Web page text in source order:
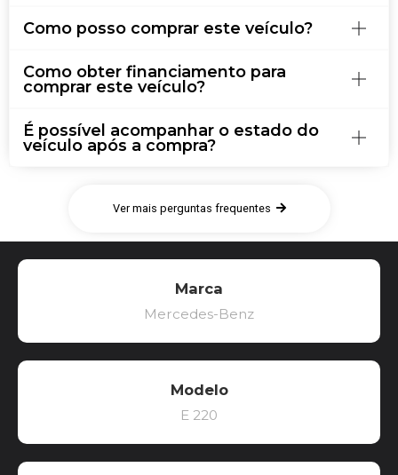
Como posso comprar este veículo?
Como obter financiamento para
comprar este veículo?
É possível acompanhar o estado do
veículo após a compra?
Ver mais perguntas frequentes
Marca
Mercedes-Benz
Modelo
E 220